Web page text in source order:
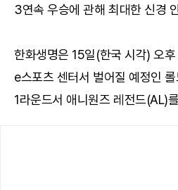
3연속 우승에 관해 최대한 신경
한화생명은 15일(한국 시각) 오
e스포츠 센터서 벌어질 예정인
1라운드서 애니원즈 레전드(AL)